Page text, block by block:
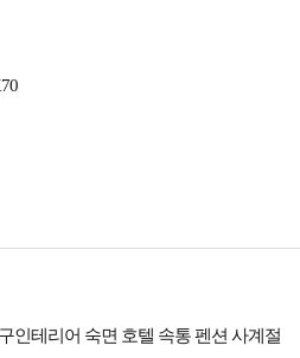
인테리어 숙면 호텔 속통 펜션 사계절